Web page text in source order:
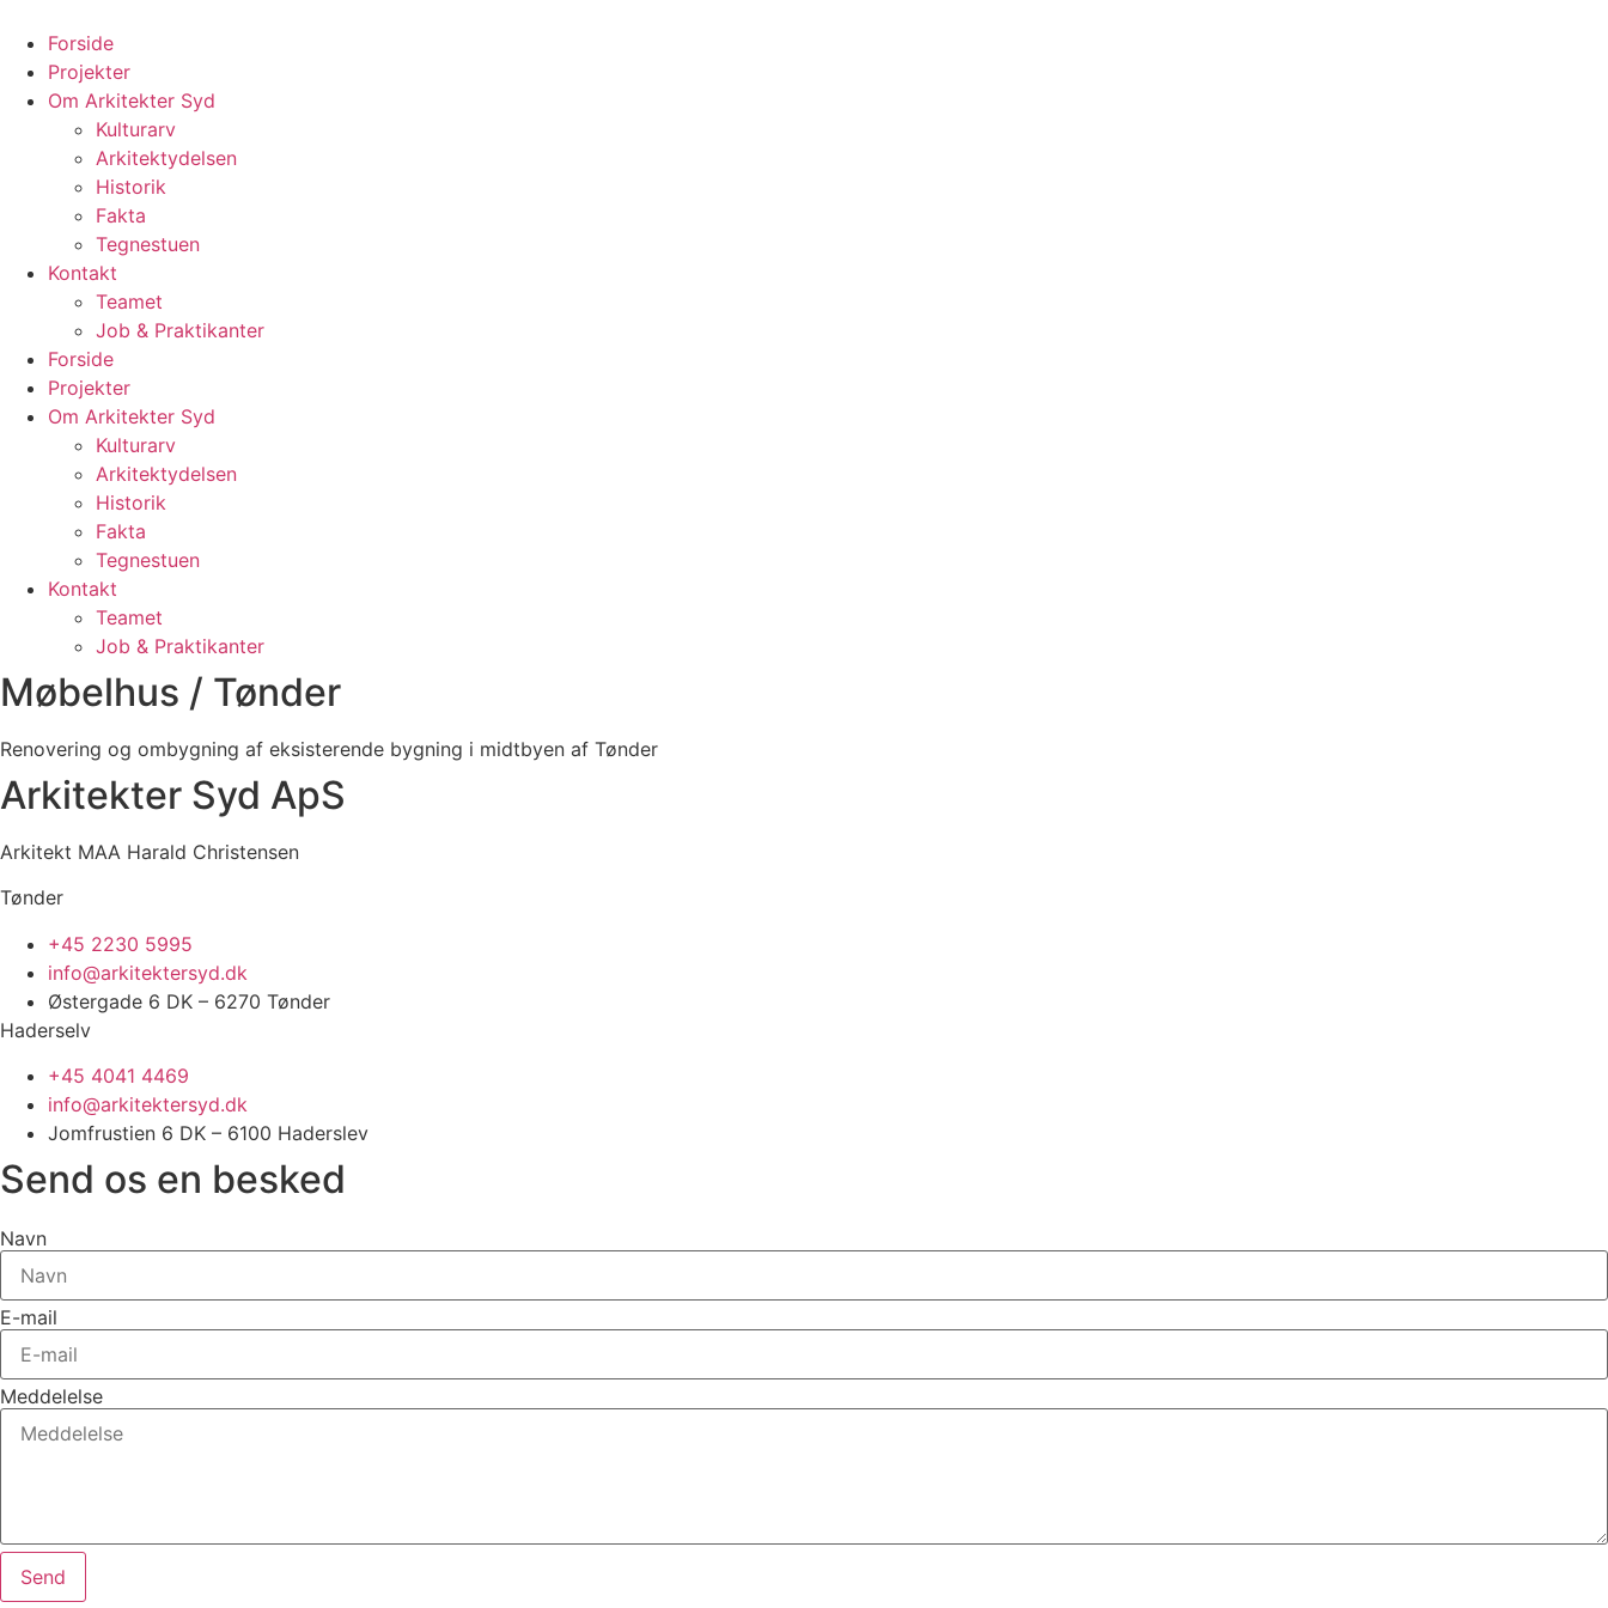
indhold
Forside
Projekter
Om Arkitekter Syd
Kulturarv
Arkitektydelsen
Historik
Fakta
Tegnestuen
Kontakt
Teamet
Job & Praktikanter
Forside
Projekter
Om Arkitekter Syd
Kulturarv
Arkitektydelsen
Historik
Fakta
Tegnestuen
Kontakt
Teamet
Job & Praktikanter
Møbelhus / Tønder
Renovering og ombygning af eksisterende bygning i midtbyen af Tønder
Arkitekter Syd ApS
Arkitekt MAA Harald Christensen
Tønder
+45 2230 5995
info@arkitektersyd.dk
Østergade 6 DK – 6270 Tønder
Haderselv
+45 4041 4469
info@arkitektersyd.dk
Jomfrustien 6 DK – 6100 Haderslev
Send os en besked
Navn
E-mail
Meddelelse
Send